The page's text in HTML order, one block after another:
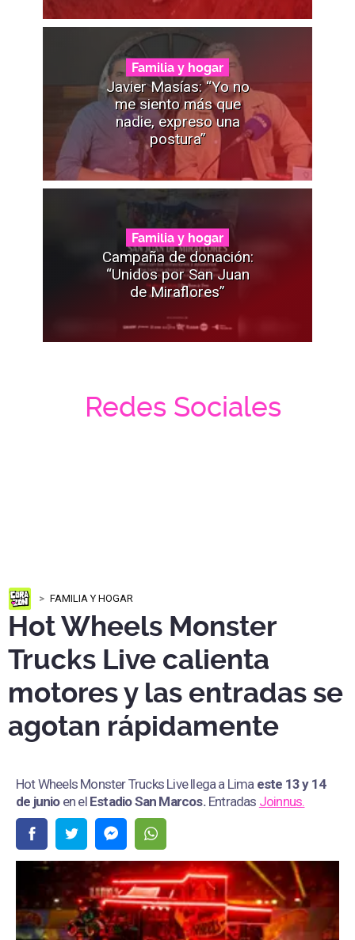
Familia y hogar
Javier Masías: “Yo no
me siento más que
nadie, expreso una
postura”
Familia y hogar
Campaña de donación:
“Unidos por San Juan
de Miraflores”
Redes Sociales
FAMILIA Y HOGAR
Hot Wheels Monster
Trucks Live calienta
motores y las entradas se
agotan rápidamente
Hot Wheels Monster Trucks Live llega a Lima este 13 y 14
de junio en elEstadio San Marcos. Entradas Joinnus.